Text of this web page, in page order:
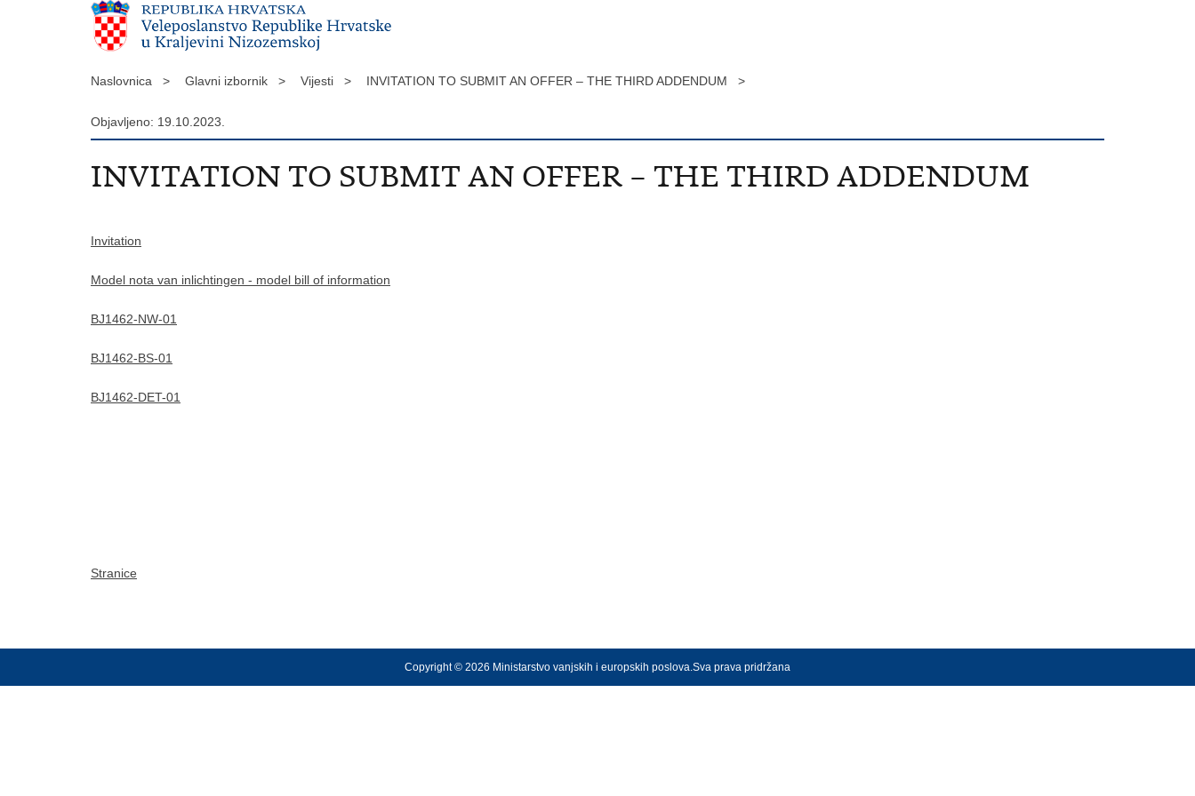
Naslovnica > Glavni izbornik > Vijesti > INVITATION TO SUBMIT AN OFFER – THE THIRD ADDENDUM >
Objavljeno: 19.10.2023.
INVITATION TO SUBMIT AN OFFER – THE THIRD ADDENDUM
Invitation
Model nota van inlichtingen - model bill of information
BJ1462-NW-01
BJ1462-BS-01
BJ1462-DET-01
Stranice
Copyright © 2026 Ministarstvo vanjskih i europskih poslova.Sva prava pridržana